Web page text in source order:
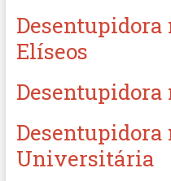
Desentupidora
Elíseos
Desentupidora
Desentupidora
Universitária